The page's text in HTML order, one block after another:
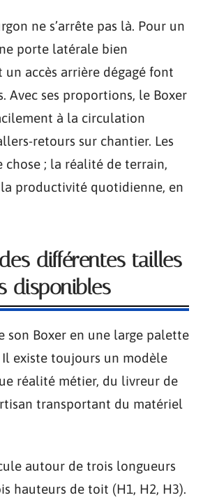
ne s’arrête pas là. Pour un
porte latérale bien
un accès arrière dégagé font
Avec ses proportions, le Boxer
à la circulation
retours sur chantier. Les
chose ; la réalité de terrain,
productivité quotidienne, en
différentes tailles
disponibles
son Boxer en une large palette
existe toujours un modèle
réalité métier, du livreur de
transportant du matériel
autour de trois longueurs
hauteurs de toit (H1, H2, H3).